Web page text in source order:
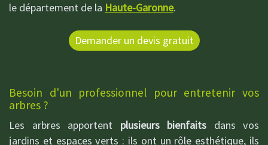
le département de la Haute-Garonne.
Demander un devis gratuit
Besoin d'un professionnel pour entretenir vos
arbres ?
Les arbres apportent plusieurs bienfaits dans vos
jardins et espaces verts : ils ont un rôle esthétique, ils